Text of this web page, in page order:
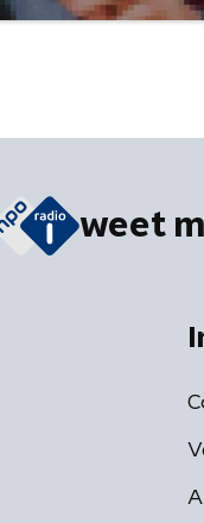
weet